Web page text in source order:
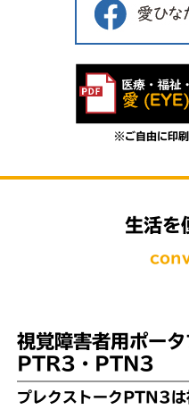
※ご自由に印
生活を
視覚障害者用ポー
PTR3・PTN3
プレクストークPTN3は